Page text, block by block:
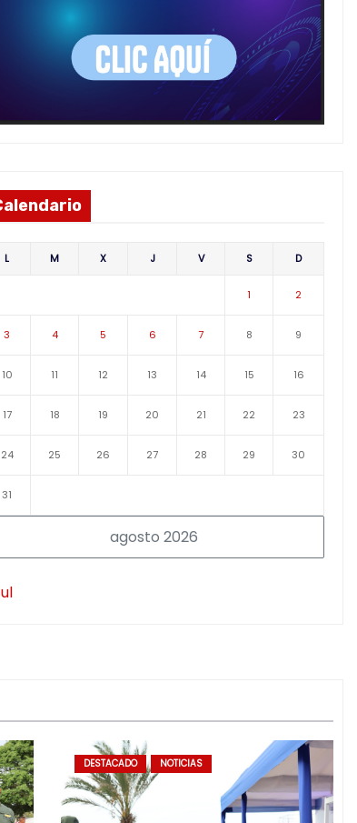
agosto 2026
L M X J V S D
1 2
3 4 5 6 7 8 9
10 11 12 13 14 15 16
17 18 19 20 21 22 23
24 25 26 27 28 29 30
31
DESTACADO NOTICIAS